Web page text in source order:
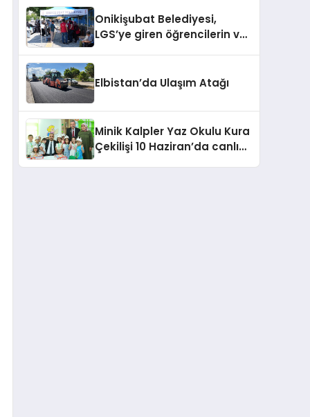
Onikişubat Belediyesi,
LGS’ye giren öğrencilerin ve
Elbistan’da Ulaşım Atağı
Minik Kalpler Yaz Okulu Kura
Çekilişi 10 Haziran’da canlı